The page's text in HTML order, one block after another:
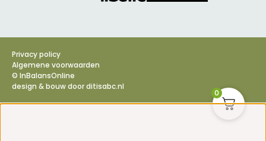
Privacy policy
Algemene voorwaarden
© InBalansOnline
design & bouw doorditisabc.nl
0